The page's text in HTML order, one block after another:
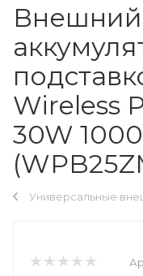
Внешний
Wireless
30W
Универсальные